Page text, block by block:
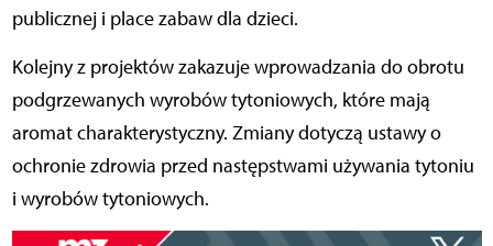
publicznej i place zabaw dla dzieci.
Kolejny z projektów zakazuje wprowadzania do obrotu
podgrzewanych wyrobów tytoniowych, które mają
aromat charakterystyczny. Zmiany dotyczą ustawy o
ochronie zdrowia przed następstwami używania tytoniu
i wyrobów tytoniowych.